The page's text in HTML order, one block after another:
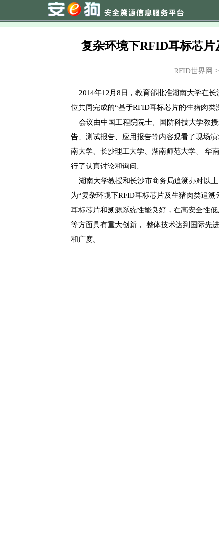
复杂环境下RFID耳标芯
RFID世界网
2014年12月8日，教育部批准湖南大学在
位共同完成的“基于RFID耳标芯片的生猪肉
会议由中国工程院院士、国防科技大学教
告、测试报告、应用报告等内容观看了现场
南大学、长沙理工大学、湖南师范大学、 华
行了认真讨论和询问。
湖南大学教授和长沙市商务局追溯办对以
为“复杂环境下RFID耳标芯片及生猪肉类追
耳标芯片和溯源系统性能良好，在高安全性
等方面具有重大创新， 整体技术达到国际先
和广度。